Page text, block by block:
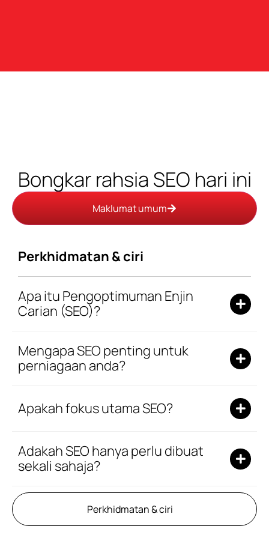
Bongkar rahsia SEO hari ini
Maklumat umum
Perkhidmatan & ciri
Perkhidmatan & ciri
Apa itu Pengoptimuman Enjin
Carian (SEO)?
Mengapa SEO penting untuk
perniagaan anda?
Apakah fokus utama SEO?
Adakah SEO hanya perlu dibuat
sekali sahaja?